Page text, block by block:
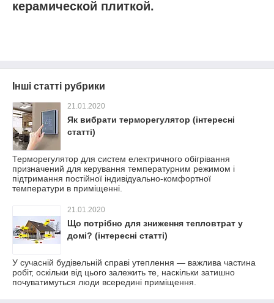
керамической плиткой.
Інші статті рубрики
21.01.2020
Як вибрати терморегулятор (інтересні
статті)
Терморегулятор для систем електричного обігрівання
призначений для керування температурним режимом і
підтримання постійної індивідуально-комфортної
температури в приміщенні.
21.01.2020
Що потрібно для зниження тепловтрат у
домі? (інтересні статті)
У сучасній будівельній справі утеплення — важлива частина
робіт, оскільки від цього залежить те, наскільки затишно
почуватимуться люди всередині приміщення.